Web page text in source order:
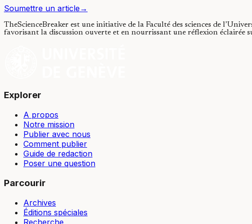
Soumettre un article→
TheScienceBreaker est une initiative de la Faculté des sciences de
favorisant la discussion ouverte et en nourrissant une réflexion éclairée
Explorer
A propos
Notre mission
Publier avec nous
Comment publier
Guide de redaction
Poser une question
Parcourir
Archives
Éditions spéciales
Recherche